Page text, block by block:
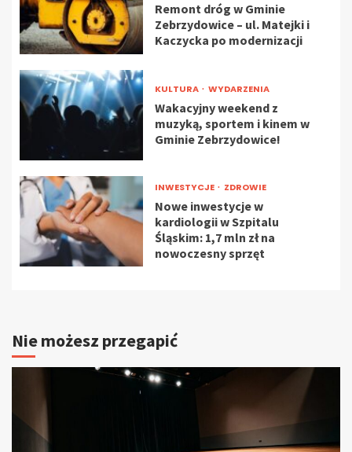
Remont dróg w Gminie
Zebrzydowice – ul. Matejki i
Kaczycka po modernizacji
KULTURA WYDARZENIA
Wakacyjny weekend z
muzyką, sportem i kinem w
Gminie Zebrzydowice!
INWESTYCJE ZDROWIE
Nowe inwestycje w
kardiologii w Szpitalu
Śląskim: 1,7 mln zł na
nowoczesny sprzęt
Nie możesz przegapić